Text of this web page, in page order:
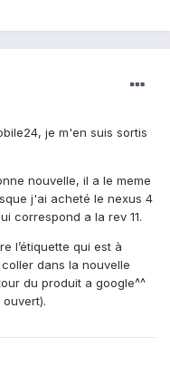
je m'en suis sortis
nouvelle, il a le meme
j'ai acheté le nexus 4
correspond a la rev 11.
l’étiquette qui est à
dans la nouvelle
du produit a google^^